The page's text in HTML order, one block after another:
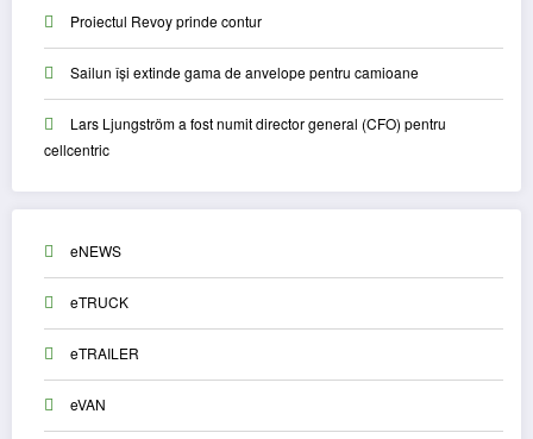
Proiectul Revoy prinde contur
Sailun își extinde gama de anvelope pentru camioane
Lars Ljungström a fost numit director general (CFO) pentru
cellcentric
eNEWS
eTRUCK
eTRAILER
eVAN